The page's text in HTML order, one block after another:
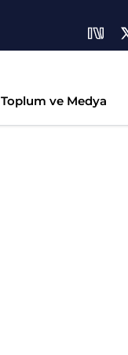
Toplum ve Medya